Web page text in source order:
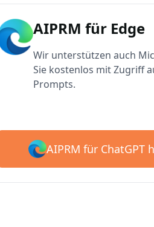
AIPRM für Edge
Wir unterstützen auch
Sie kostenlos mit Zugriff
Prompts.
AIPRM für ChatGPT